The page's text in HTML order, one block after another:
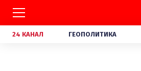
24 КАНАЛ ГЕОПОЛИТИКА